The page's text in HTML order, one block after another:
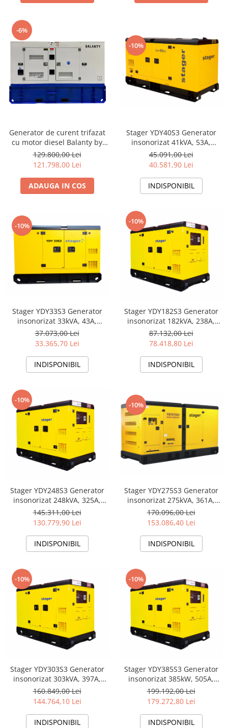
-6%
Generator de curent trifazat
cu motor diesel Balanty by
Hyundai HBD275S, 220 kW
129.800,00 Lei
121.798,00 Lei
ADAUGA IN COS
-10%
Stager YDY40S3 Generator
insonorizat 41kVA, 53A,
1500rpm, trifazat, diesel
45.091,00 Lei
40.581,90 Lei
INDISPONIBIL
-10%
Stager YDY33S3 Generator
insonorizat 33kVA, 43A,
1500rpm, trifazat, diesel
37.073,00 Lei
33.365,70 Lei
INDISPONIBIL
-10%
Stager YDY182S3 Generator
insonorizat 182kVA, 238A,
1500rpm, trifazat, diesel
87.132,00 Lei
78.418,80 Lei
INDISPONIBIL
-10%
Stager YDY248S3 Generator
insonorizat 248kVA, 325A,
1500rpm, trifazat, diesel
145.311,00 Lei
130.779,90 Lei
INDISPONIBIL
-10%
Stager YDY275S3 Generator
insonorizat 275kVA, 361A,
1500rpm, trifazat, diesel
170.096,00 Lei
153.086,40 Lei
INDISPONIBIL
-10%
Stager YDY303S3 Generator
insonorizat 303kVA, 397A,
1500rpm, trifazat, diesel
160.849,00 Lei
144.764,10 Lei
INDISPONIBIL
-10%
Stager YDY385S3 Generator
insonorizat 385kW, 505A,
1500rpm, trifazat, diesel
199.192,00 Lei
179.272,80 Lei
INDISPONIBIL